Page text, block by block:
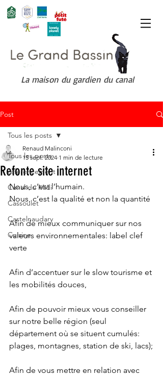
La maison du gardien du canal
Post
Tous les posts
référencement
Canal du Midi
Cassoulet
Castelnaudary
Cuisine
Tous les posts
Refonte site internet
Renaud Malinconi
15 sept. 2024 1 min de lecture
Nous, c’est l’humain.
Nous, c’est la qualité et non la quantité
Afin de mieux communiquer sur nos
valeurs environnementales: label clef
verte
Afin d’accentuer sur le slow tourisme et
les mobilités douces,
Afin de pouvoir mieux vous conseiller
sur notre belle région (seul
département où se situent cumulés:
plages, montagnes, station de ski, lacs);
Afin de vous mettre en relation avec